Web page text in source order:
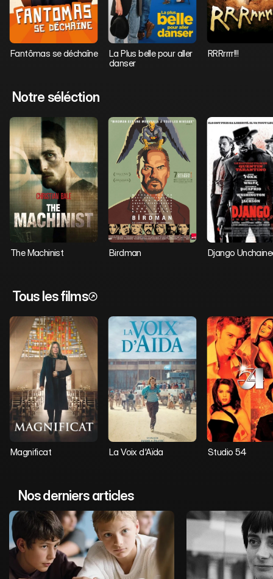
Fantômas se déchaîne
La Plus belle pour aller
danser
RRRrrrr!!!
The Machinist Birdman Django
Magnificat La Voix d'Aïda Studio 54
Nos derniers articles
Notre séléction
Tous les films